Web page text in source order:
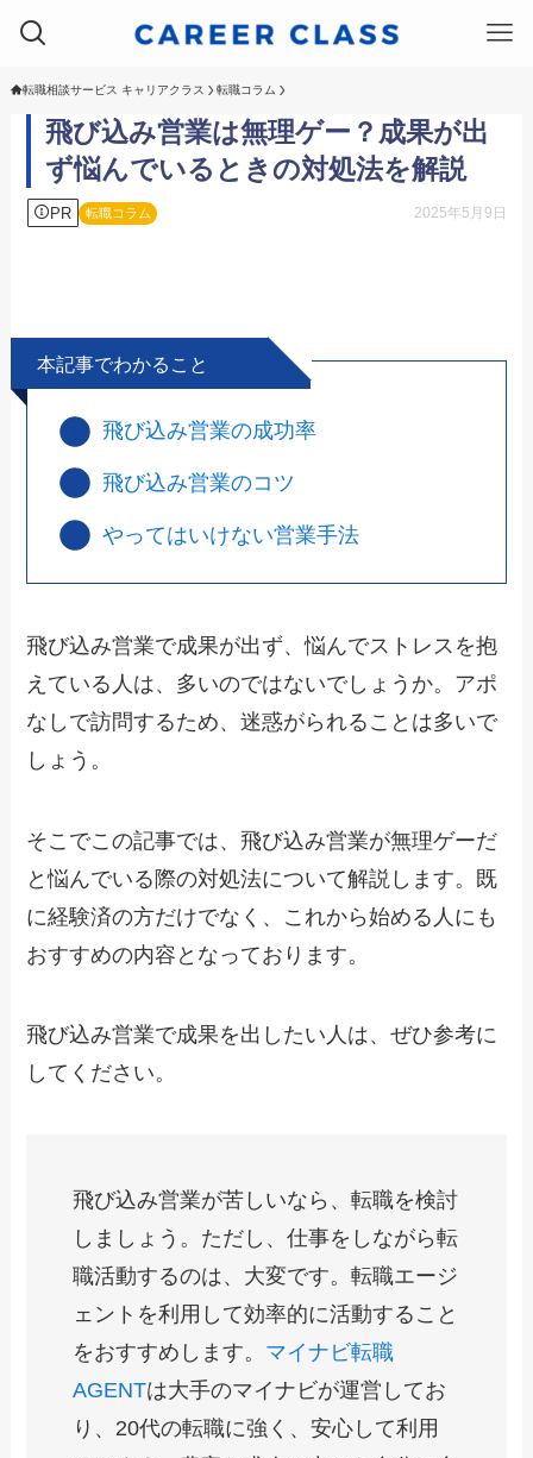
転職相談サービス キャリアクラス 転職コラム
飛び込み営業は無理ゲー？成果が出
ず悩んでいるときの対処法を解説
PR 転職コラム 2025年5月9日
本記事でわかること
飛び込み営業の成功率
飛び込み営業のコツ
やってはいけない営業手法
飛び込み営業で成果が出ず、悩んでストレスを抱
えている人は、多いのではないでしょうか。アポ
なしで訪問するため、迷惑がられることは多いで
しょう。
そこでこの記事では、飛び込み営業が無理ゲーだ
と悩んでいる際の対処法について解説します。既
に経験済の方だけでなく、これから始める人にも
おすすめの内容となっております。
飛び込み営業で成果を出したい人は、ぜひ参考に
してください。
飛び込み営業が苦しいなら、転職を検討
しましょう。ただし、仕事をしながら転
職活動するのは、大変です。転職エージ
ェントを利用して効率的に活動すること
をおすすめします。 マイナビ転職
AGENTは大手のマイナビが運営してお
り、20代の転職に強く、安心して利用